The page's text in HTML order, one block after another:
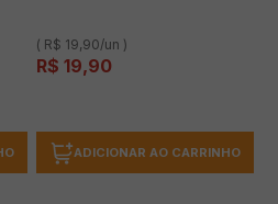
( R$ 19,90/un )
R$ 19,90
ADICIONAR AO CARRINHO